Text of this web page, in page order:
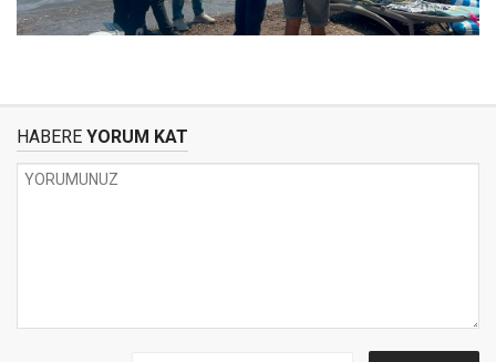
HABERE YORUM KAT